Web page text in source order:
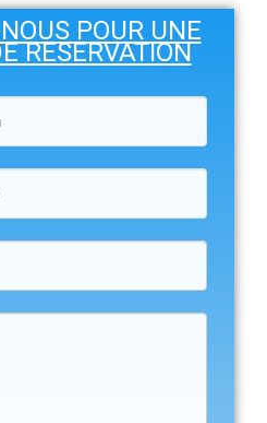
POUR UNE
RESERVATION